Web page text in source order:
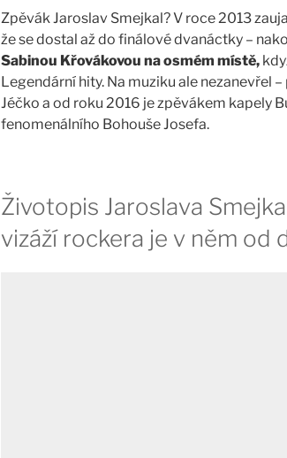
Zpěvák Jaroslav Smejkal? V roce 2013
že se dostal až do finálové dvanáctky –
Sabinou Křovákovou na osmém místě,
Legendární hity. Na muziku ale nezanevřel
Jéčko a od roku 2016 je zpěvákem kapely
fenomenálního Bohouše Josefa.
Životopis Jaroslava
vizáží rockera je v něm od